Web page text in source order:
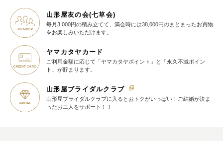
山形屋友の会(七草会)
毎月3,000円の積み立てて、満会時には38,000円のまとまったお買物
をお楽しみいただけます。
ヤマカタヤカード
ご利用金額に応じて 「ヤマカタヤポイント」と
「永久不滅ポイン
ト」が貯まります。
山形屋ブライダルクラブ
山形屋ブライダルクラブに入ると おトクがいっぱい！ ご結婚が決ま
ったお二人をサポート！！